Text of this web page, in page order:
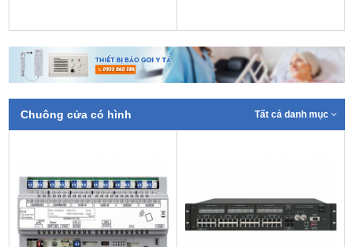
Chuông cửa có hình Tất cả danh mục